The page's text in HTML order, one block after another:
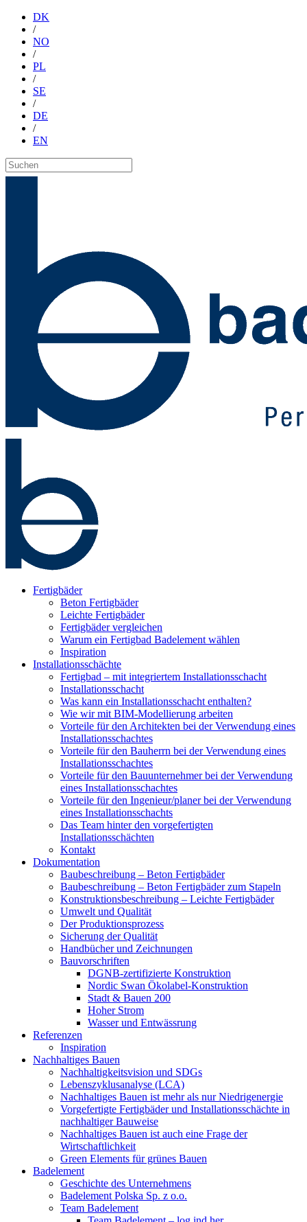
DK
/
NO
/
PL
/
SE
/
DE
/
EN
Fertigbäder
Beton Fertigbäder
Leichte Fertigbäder
Fertigbäder vergleichen
Warum ein Fertigbad Badelement wählen
Inspiration
Installationsschächte
Fertigbad – mit integriertem Installationsschacht
Installationsschacht
Was kann ein Installationsschacht enthalten?
Wie wir mit BIM-Modellierung arbeiten
Vorteile für den Architekten bei der Verwendung eines
Installationsschachtes
Vorteile für den Bauherrn bei der Verwendung eines
Installationsschachtes
Vorteile für den Bauunternehmer bei der Verwendung
eines Installationsschachtes
Vorteile für den Ingenieur/planer bei der Verwendung
eines Installationsschachts
Das Team hinter den vorgefertigten
Installationsschächten
Kontakt
Dokumentation
Baubeschreibung – Beton Fertigbäder
Baubeschreibung – Beton Fertigbäder zum Stapeln
Konstruktionsbeschreibung – Leichte Fertigbäder
Umwelt und Qualität
Der Produktionsprozess
Sicherung der Qualität
Handbücher und Zeichnungen
Bauvorschriften
DGNB-zertifizierte Konstruktion
Nordic Swan Ökolabel-Konstruktion
Stadt & Bauen 200
Hoher Strom
Wasser und Entwässrung
Referenzen
Inspiration
Nachhaltiges Bauen
Nachhaltigkeitsvision und SDGs
Lebenszyklusanalyse (LCA)
Nachhaltiges Bauen ist mehr als nur Niedrigenergie
Vorgefertigte Fertigbäder und Installationsschächte in
nachhaltiger Bauweise
Nachhaltiges Bauen ist auch eine Frage der
Wirtschaftlichkeit
Green Elements für grünes Bauen
Badelement
Geschichte des Unternehmens
Badelement Polska Sp. z o.o.
Team Badelement